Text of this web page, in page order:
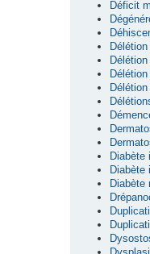
Déficit
Diabète
Diabète
Diabète